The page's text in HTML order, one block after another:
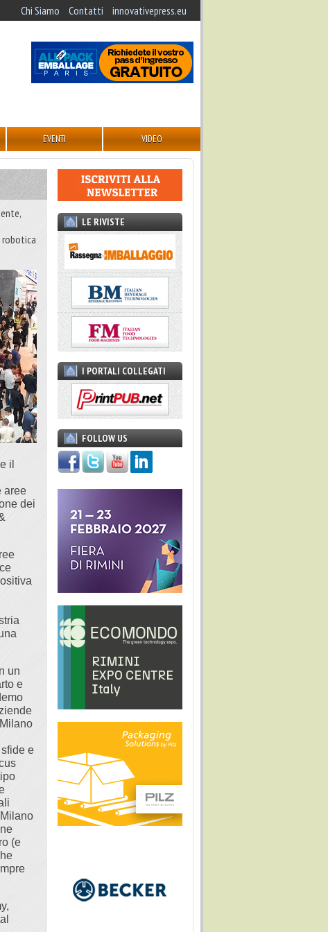
Chi Siamo Contatti innovativepress.eu
EVENTI VIDEO
il
aree
dei
un
e
e
(e
LE RIVISTE
I PORTALI COLLEGATI
FOLLOW US